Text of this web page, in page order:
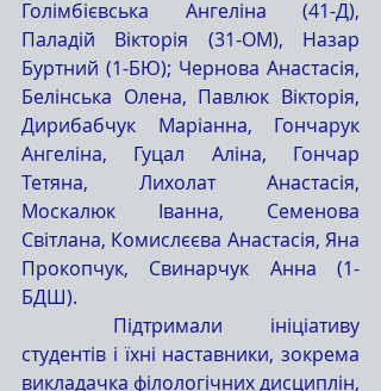
Голімбієвська Ангеліна (41-Д),
Паладій Вікторія (31-ОМ), Назар
Буртний (1-БЮ); Чернова Анастасія,
Белінська Олена, Павлюк Вікторія,
Дирибабчук Маріанна, Гончарук
Ангеліна, Гуцал Аліна, Гончар
Тетяна, Лихолат Анастасія,
Москалюк Іванна, Семенова
Світлана, Комислєєва Анастасія, Яна
Прокопчук, Свинарчук Анна (1-
БДШ).
студентів і їхні наставники, зокрема
викладачка філологічних дисциплін,